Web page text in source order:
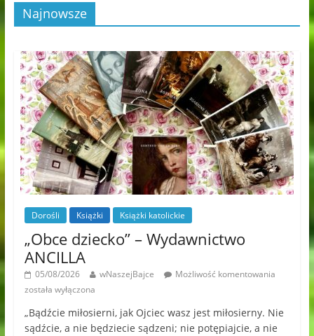
Najnowsze
Dorośli Książki Książki katolickie
„Obce dziecko” – Wydawnictwo
ANCILLA
05/08/2026 wNaszejBajce
Możliwość komentowania
została wyłączona
„Bądźcie miłosierni, jak Ojciec wasz jest miłosierny. Nie
sądźcie, a nie będziecie sądzeni; nie potępiajcie, a nie